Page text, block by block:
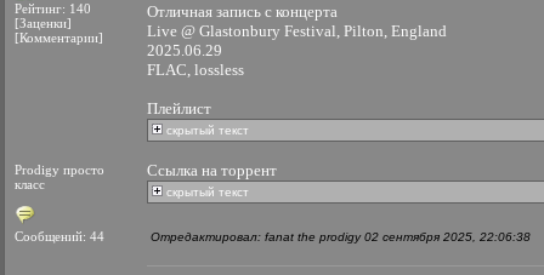
Рейтинг: 140
[Заценки]
[Комментарии]
Prodigy просто
класс
Сообщений: 44
Отличная запись с концерта
Live @ Glastonbury Festival, Pilton, England
2025.06.29
FLAC, lossless
Плейлист
скрытый текст
Ссылка на торрент
скрытый текст
Отредактировал: fanat the prodigy 02 сентября 2025, 22:06:38